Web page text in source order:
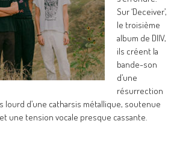
Sur ‘Deceiver’,
le troisième
album de DIIV,
ils créent la
bande-son
d’une
résurrection
d’une catharsis métallique, soutenue
une tension vocale presque cassante.